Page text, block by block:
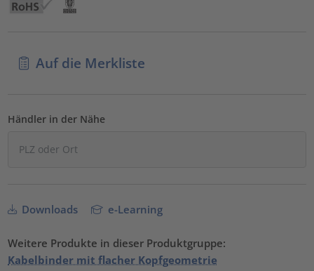
Auf die Merkliste
Händler in der Nähe
Downloads e-Learning
Weitere Produkte in dieser Produktgruppe:
Kabelbinder mit flacher Kopfgeometrie